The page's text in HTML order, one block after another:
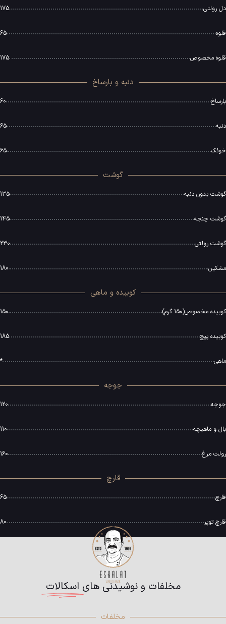
دل رولتی 175
قلوه 65
قلوه مخصوص 175
دنبه و بارساخ
بارساخ 60
دنبه 65
خوئک 65
گوشت
گوشت بدون دنبه 135
گوشت چنجه 145
گوشت رولتی 230
مشکین 180
کوبیده و ماهی
کوبیده مخصوص(150 گرم) 150
کوبیده پیچ 185
ماهی *
جوجه
جوجه 120
بال و ماهیچه 110
رولت مرغ 160
قارچ
قارچ 65
قارچ توپر 80
مخلفات و نوشیدنی های اسکالات
مخلفات